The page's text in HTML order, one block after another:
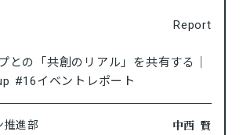
Report
との「共創のリアル」を共有する｜
#16イベントレポート
推進部 中西 賢